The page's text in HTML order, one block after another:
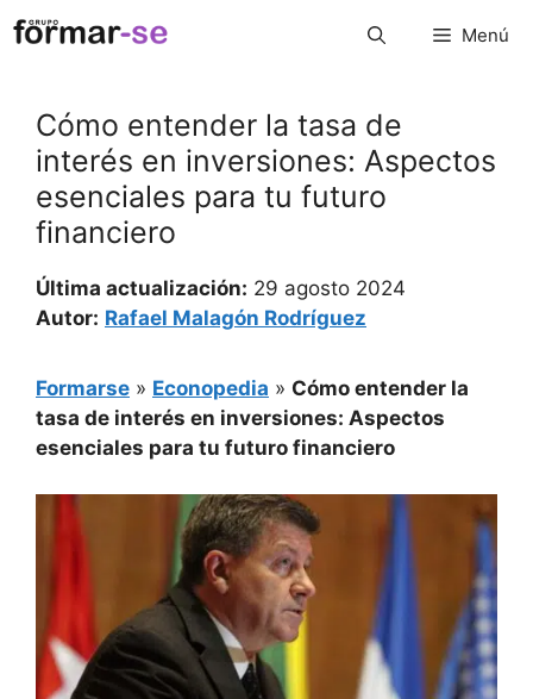
Saltar
al
Menú
Cómo entender la tasa de
interés en inversiones: Aspectos
esenciales para tu futuro
financiero
Última actualización: 29 agosto 2024
Autor: Rafael Malagón Rodríguez
Formarse » Econopedia » Cómo entender la
tasa de interés en inversiones: Aspectos
esenciales para tu futuro financiero